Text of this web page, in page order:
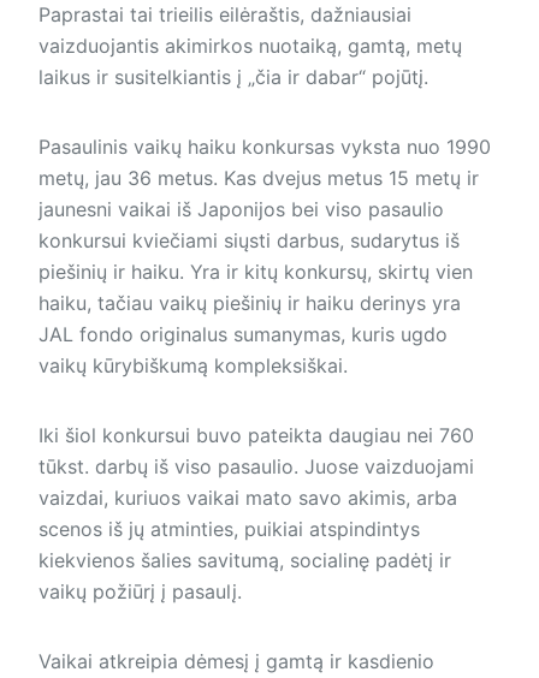
Paprastai tai trieilis eilėraštis, dažniausiai
vaizduojantis akimirkos nuotaiką, gamtą, metų
laikus ir susitelkiantis į „čia ir dabar“ pojūtį.
Pasaulinis vaikų haiku konkursas vyksta nuo 1990
metų, jau 36 metus. Kas dvejus metus 15 metų ir
jaunesni vaikai iš Japonijos bei viso pasaulio
konkursui kviečiami siųsti darbus, sudarytus iš
piešinių ir haiku. Yra ir kitų konkursų, skirtų vien
haiku, tačiau vaikų piešinių ir haiku derinys yra
JAL fondo originalus sumanymas, kuris ugdo
vaikų kūrybiškumą kompleksiškai.
Iki šiol konkursui buvo pateikta daugiau nei 760
tūkst. darbų iš viso pasaulio. Juose vaizduojami
vaizdai, kuriuos vaikai mato savo akimis, arba
scenos iš jų atminties, puikiai atspindintys
kiekvienos šalies savitumą, socialinę padėtį ir
vaikų požiūrį į pasaulį.
Vaikai atkreipia dėmesį į gamtą ir kasdienio